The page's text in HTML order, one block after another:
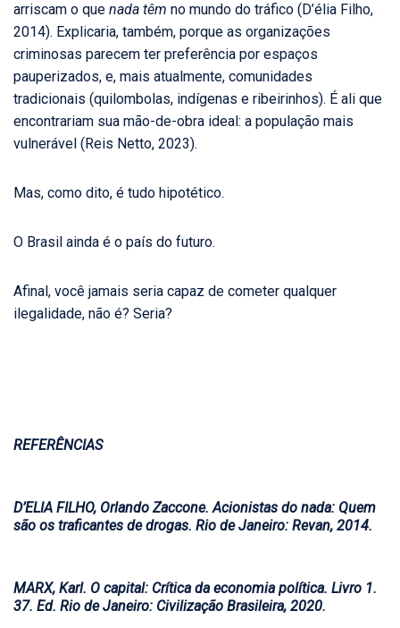
arriscam o que nada têm no mundo do tráfico (D’élia Filho,
2014). Explicaria, também, porque as organizações
criminosas parecem ter preferência por espaços
pauperizados, e, mais atualmente, comunidades
tradicionais (quilombolas, indígenas e ribeirinhos). É ali que
encontrariam sua mão-de-obra ideal: a população mais
vulnerável (Reis Netto, 2023).
Mas, como dito, é tudo hipotético.
O Brasil ainda é o país do futuro.
Afinal, você jamais seria capaz de cometer qualquer
ilegalidade, não é? Seria?
REFERÊNCIAS
D’ELIA FILHO, Orlando Zaccone.Acionistas do nada: Quem
são os traficantes de drogas. Rio de Janeiro: Revan, 2014.
MARX, Karl. O capital: Crítica da economia política. Livro 1.
37. Ed. Rio de Janeiro: Civilização Brasileira, 2020.